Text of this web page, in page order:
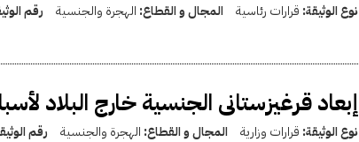
نوع الوثيقة: قرارات رئاسية المجال و القطاع: الهجرة والجنسية رقم
إبعاد قرغيزستانى الجنسية خارج البلاد
نوع الوثيقة: قرارات وزارية المجال و القطاع: الهجرة والجنسية رقم